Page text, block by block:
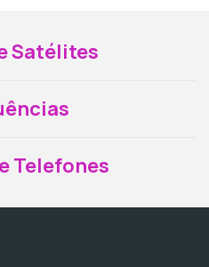
Satélites
Telefones